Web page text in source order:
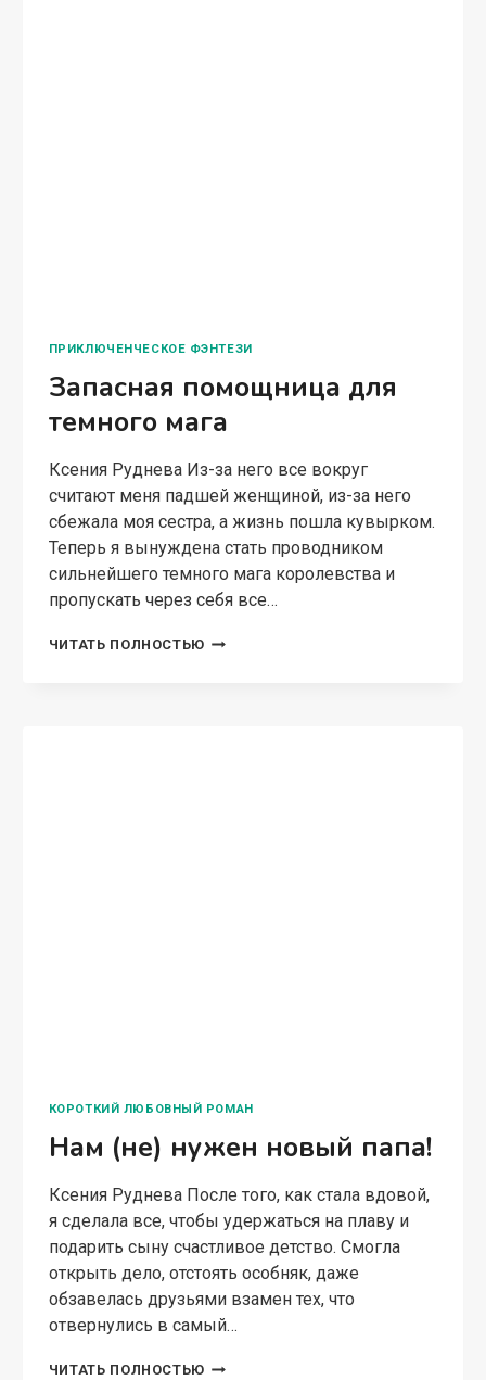
ПРИКЛЮЧЕНЧЕСКОЕ ФЭНТЕЗИ
Запасная помощница для
темного мага
Ксения Руднева Из-за него все вокруг
считают меня падшей женщиной, из-за него
сбежала моя сестра, а жизнь пошла кувырком.
Теперь я вынуждена стать проводником
сильнейшего темного мага королевства и
пропускать через себя все…
ЧИТАТЬ ПОЛНОСТЬЮ ЗАПАСНАЯ
КОРОТКИЙ ЛЮБОВНЫЙ РОМАН
Нам (не) нужен новый папа!
Ксения Руднева После того, как стала вдовой,
я сделала все, чтобы удержаться на плаву и
подарить сыну счастливое детство. Смогла
открыть дело, отстоять особняк, даже
обзавелась друзьями взамен тех, что
отвернулись в самый…
ЧИТАТЬ ПОЛНОСТЬЮ НАМ